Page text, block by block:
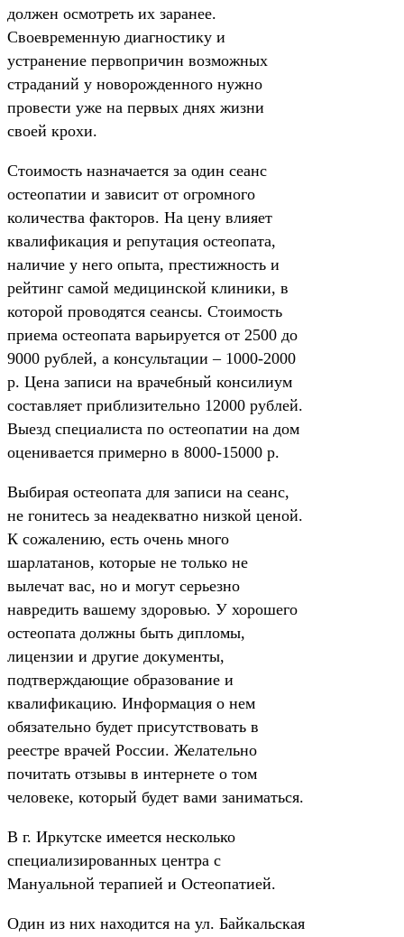
должен осмотреть их заранее.
Своевременную диагностику и
устранение первопричин возможных
страданий у новорожденного нужно
провести уже на первых днях жизни
своей крохи.
Стоимость назначается за один сеанс
остеопатии и зависит от огромного
количества факторов. На цену влияет
квалификация и репутация остеопата,
наличие у него опыта, престижность и
рейтинг самой медицинской клиники, в
которой проводятся сеансы. Стоимость
приема остеопата варьируется от 2500 до
9000 рублей, а консультации – 1000-2000
р. Цена записи на врачебный консилиум
составляет приблизительно 12000 рублей.
Выезд специалиста по остеопатии на дом
оценивается примерно в 8000-15000 р.
Выбирая остеопата для записи на сеанс,
не гонитесь за неадекватно низкой ценой.
К сожалению, есть очень много
шарлатанов, которые не только не
вылечат вас, но и могут серьезно
навредить вашему здоровью. У хорошего
остеопата должны быть дипломы,
лицензии и другие документы,
подтверждающие образование и
квалификацию. Информация о нем
обязательно будет присутствовать в
реестре врачей России. Желательно
почитать отзывы в интернете о том
человеке, который будет вами заниматься.
В г. Иркутске имеется несколько
специализированных центра с
Мануальной терапией и Остеопатией.
Один из них находится на ул. Байкальская